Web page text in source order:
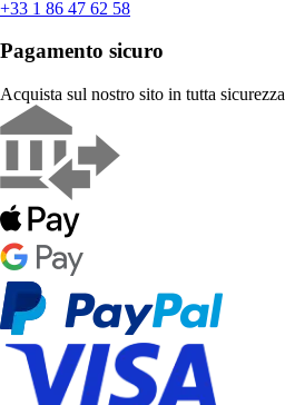
+33 1 86 47 62 58
Pagamento sicuro
Acquista sul nostro sito in tutta sicurezza